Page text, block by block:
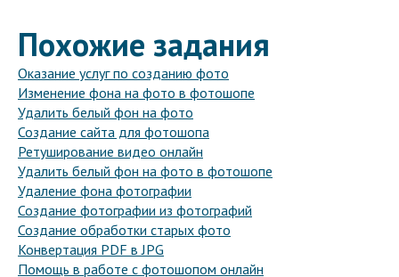
Похожие задания
Оказание услуг по созданию фото
Изменение фона на фото в фотошопе
Удалить белый фон на фото
Создание сайта для фотошопа
Ретуширование видео онлайн
Удалить белый фон на фото в фотошопе
Удаление фона фотографии
Создание фотографии из фотографий
Создание обработки старых фото
Конвертация PDF в JPG
Помощь в работе с фотошопом онлайн